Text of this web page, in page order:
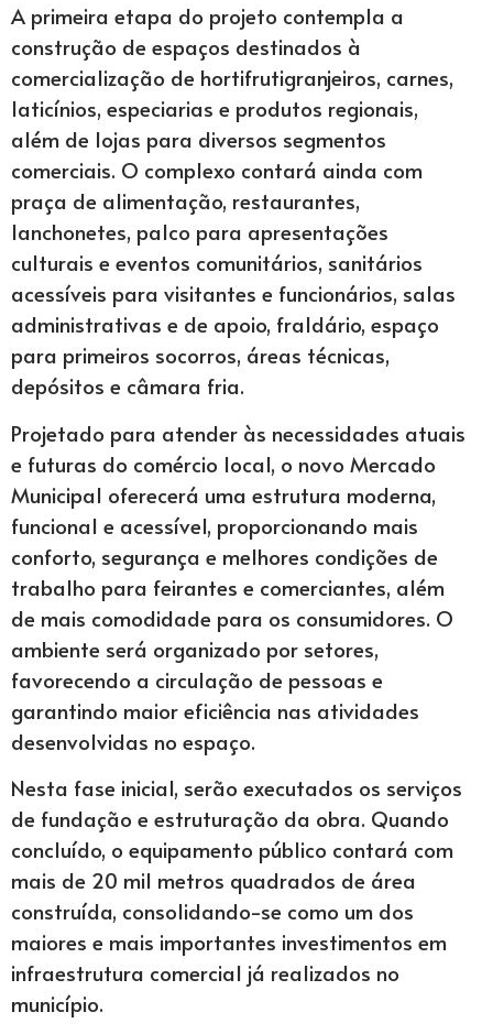
A primeira etapa do projeto contempla a
construção de espaços destinados à
comercialização de hortifrutigranjeiros, carnes,
laticínios, especiarias e produtos regionais,
além de lojas para diversos segmentos
comerciais. O complexo contará ainda com
praça de alimentação, restaurantes,
lanchonetes, palco para apresentações
culturais e eventos comunitários, sanitários
acessíveis para visitantes e funcionários, salas
administrativas e de apoio, fraldário, espaço
para primeiros socorros, áreas técnicas,
depósitos e câmara fria.
Projetado para atender às necessidades atuais
e futuras do comércio local, o novo Mercado
Municipal oferecerá uma estrutura moderna,
funcional e acessível, proporcionando mais
conforto, segurança e melhores condições de
trabalho para feirantes e comerciantes, além
de mais comodidade para os consumidores. O
ambiente será organizado por setores,
favorecendo a circulação de pessoas e
garantindo maior eficiência nas atividades
desenvolvidas no espaço.
Nesta fase inicial, serão executados os serviços
de fundação e estruturação da obra. Quando
concluído, o equipamento público contará com
mais de 20 mil metros quadrados de área
construída, consolidando-se como um dos
maiores e mais importantes investimentos em
infraestrutura comercial já realizados no
município.